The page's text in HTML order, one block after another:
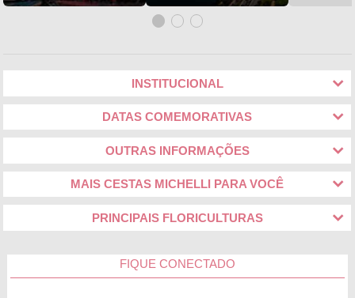
INSTITUCIONAL
DATAS COMEMORATIVAS
OUTRAS INFORMAÇÕES
MAIS CESTAS MICHELLI PARA VOCÊ
PRINCIPAIS FLORICULTURAS
FIQUE CONECTADO